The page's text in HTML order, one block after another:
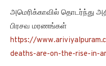
அமெரிக்காவில் தொடர்ந்து
பிரசவ மரணங்கள்
https://
deaths-are-on-the-rise-in-